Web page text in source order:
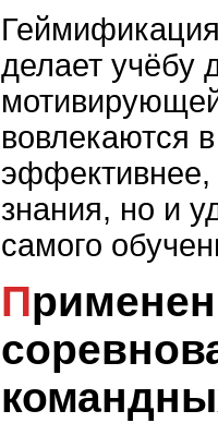
делает учёбу
вовлекаются
эффективнее,
знания, но и
самого
Применение